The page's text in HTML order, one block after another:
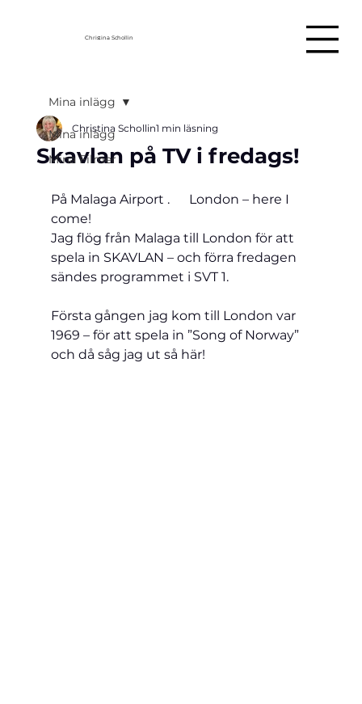
Christina Schollin
Mina inlägg
Mina Filmer
Mina inlägg
Skavlan på TV i fredags!
Christina Schollin1 min läsning
På Malaga Airport .      London – here I
come!
Jag flög från Malaga till London för att
spela in SKAVLAN – och förra fredagen
sändes programmet i SVT 1.
Första gången jag kom till London var
1969 – för att spela in ”Song of Norway”
och då såg jag ut så här!